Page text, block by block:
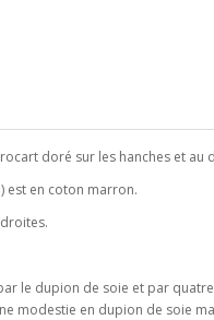
doré sur les hanches et au
est en coton marron.
le dupion de soie et par
modestie en dupion de soie